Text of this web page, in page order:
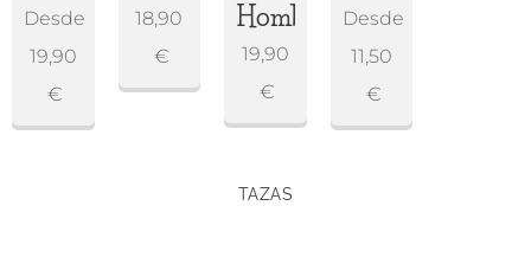
Desde
19,90
€
18,90
€
Hombre
19,90
€
Desde
11,50
€
TAZAS